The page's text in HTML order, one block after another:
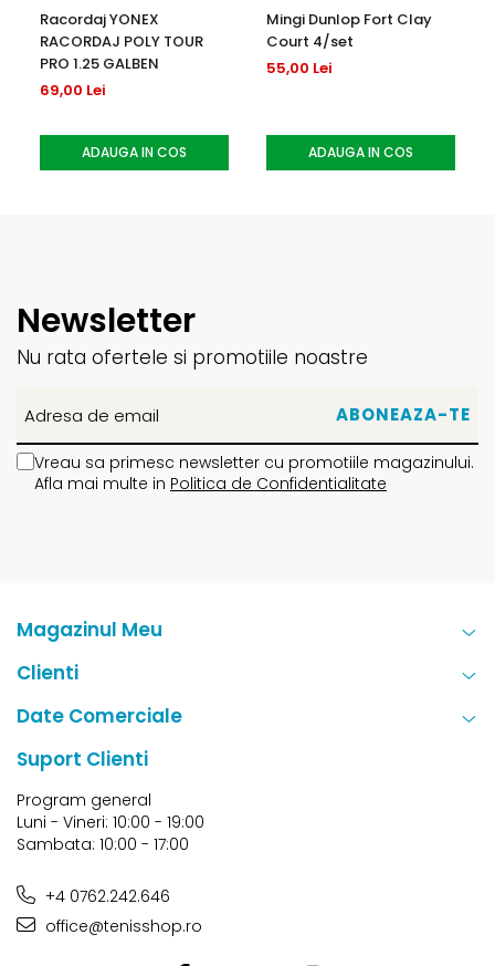
Racordaj YONEX
RACORDAJ POLY TOUR
PRO 1.25 GALBEN
69,00 Lei
ADAUGA IN COS
Mingi Dunlop Fort Clay
Court 4/set
55,00 Lei
ADAUGA IN COS
Newsletter
Nu rata ofertele si promotiile noastre
Vreau sa primesc newsletter cu promotiile magazinului.
Afla mai multe in Politica de Confidentialitate
Magazinul Meu
Clienti
Date Comerciale
Suport Clienti
Program general
Luni - Vineri: 10:00 - 19:00
Sambata: 10:00 - 17:00
+4 0762.242.646
office@tenisshop.ro